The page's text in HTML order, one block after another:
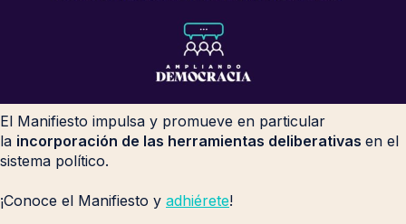
El Manifiesto impulsa y promueve en particular
la incorporación de las herramientas deliberativas en el
sistema político.
¡Conoce el Manifiesto y adhiérete!